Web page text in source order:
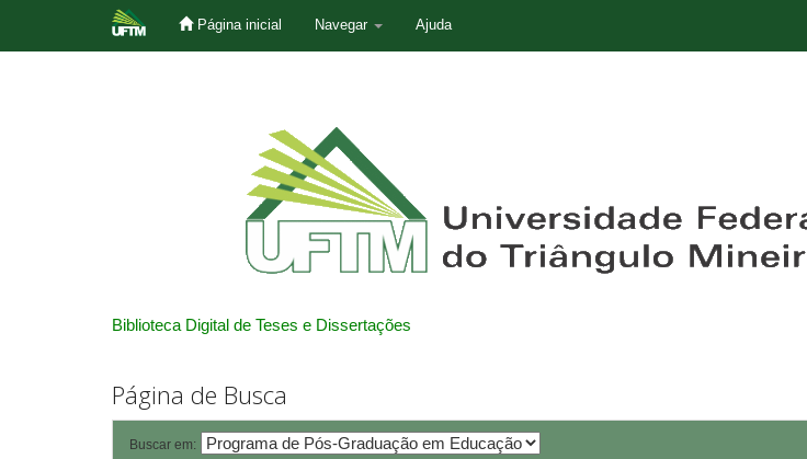
Página inicial Navegar Ajuda
Biblioteca Digital de Teses e Dissertações
Página de Busca
Buscar em: